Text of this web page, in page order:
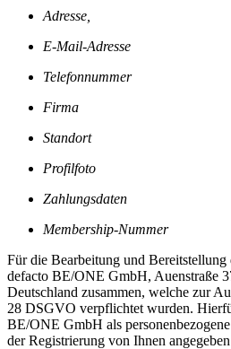
Adresse,
E-Mail-Adresse
Telefonnummer
Firma
Standort
Profilfoto
Zahlungsdaten
Membership-Nummer
Für die Bearbeitung und
defacto BE/ONE GmbH, Auenstraße
Deutschland zusammen, welche zur
28 DSGVO verpflichtet wurden.
BE/ONE GmbH als
der Registrierung von Ihnen